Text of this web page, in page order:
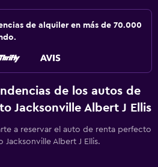
de alquiler en más de 70.000
de los autos de
Jacksonville Albert J Ellis
a reservar el auto de renta perfecto
Jacksonville Albert J Ellis.